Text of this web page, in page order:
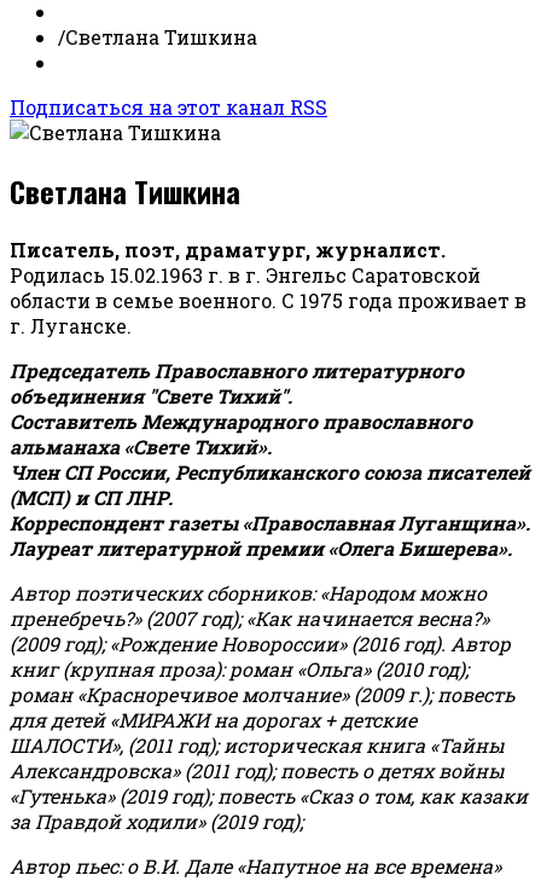
/Светлана Тишкина
Подписаться на этот канал RSS
Светлана Тишкина
Писатель, поэт, драматург, журналист.
Родилась 15.02.1963 г. в г. Энгельс Саратовской
области в семье военного. С 1975 года проживает в
г. Луганске.
Председатель Православного литературного
объединения "Свете Тихий".
Составитель Международного православного
альманаха «Свете Тихий».
Член СП России, Республиканского союза писателей
(МСП) и СП ЛНР.
Корреспондент газеты «Православная Луганщина».
Лауреат литературной премии «Олега Бишерева».
Автор поэтических сборников: «Народом можно
пренебречь?» (2007 год); «Как начинается весна?»
(2009 год); «Рождение Новороссии» (2016 год). Автор
книг (крупная проза): роман «Ольга» (2010 год);
роман «Красноречивое молчание» (2009 г.); повесть
для детей «МИРАЖИ на дорогах + детские
ШАЛОСТИ», (2011 год); историческая книга «Тайны
Александровска» (2011 год); повесть о детях войны
«Гутенька» (2019 год); повесть «Сказ о том, как казаки
за Правдой ходили» (2019 год);
Автор пьес: о В.И. Дале «Напутное на все времена»